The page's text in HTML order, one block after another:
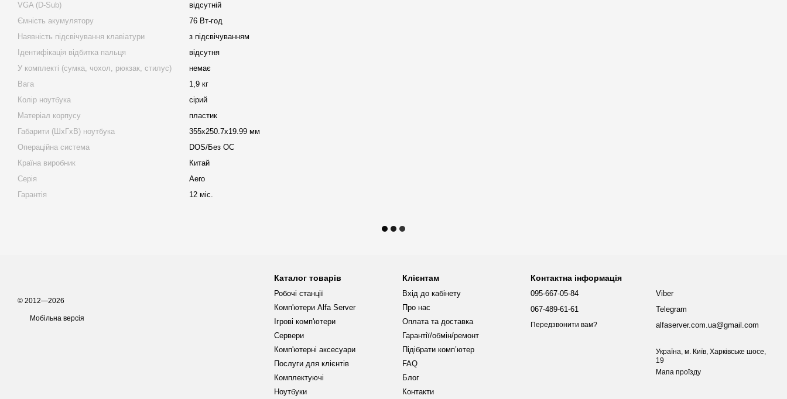
VGA (D-Sub)
відсутній
Ємність акумулятору
76 Вт-год
Наявність підсвічування клавіатури
з підсвічуванням
Ідентифікація відбитка пальця
відсутня
У комплекті (сумка, чохол, рюкзак, стилус)
немає
Вага
1,9 кг
Колір ноутбука
сірий
Матеріал корпусу
пластик
Габарити (ШхГхВ) ноутбука
355х250.7х19.99 мм
Операційна система
DOS/Без ОС
Країна виробник
Китай
Серія
Aero
Гарантія
12 міс.
© 2012—2026
Мобільна версія
Каталог товарів
Робочі станції
Комп'ютери Alfa Server
Ігрові комп'ютери
Сервери
Комп'ютерні аксесуари
Послуги для клієнтів
Комплектуючі
Ноутбуки
Клієнтам
Вхід до кабінету
Про нас
Оплата та доставка
Гарантії/обмін/ремонт
Підібрати комп’ютер
FAQ
Блог
Контакти
Контактна інформація
095-667-05-84
067-489-61-61
Передзвонити вам?
Viber
Telegram
alfaserver.com.ua@gmail.com
Україна, м. Київ, Харківське шосе,
19
Мапа проїзду